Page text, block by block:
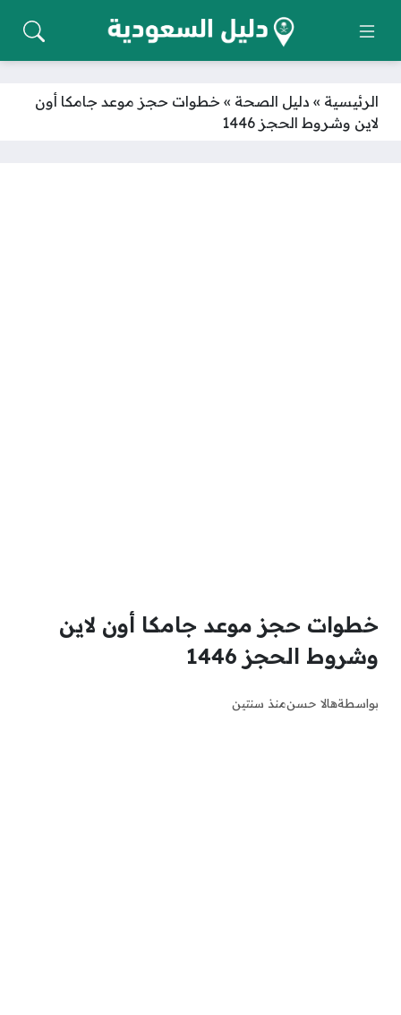
الرئيسية » دليل الصحة » خطوات حجز موعد جامكا أون
لاين وشروط الحجز 1446
خطوات حجز موعد جامكا أون لاين
وشروط الحجز 1446
بواسطةهالا حسنمنذ سنتين